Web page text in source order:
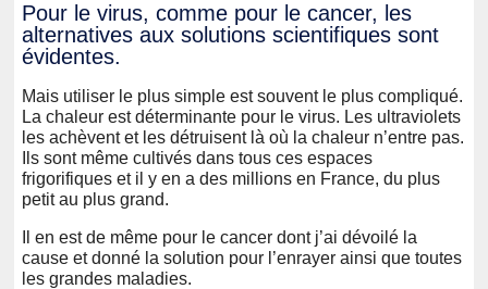
Pour le virus, comme pour le cancer, les
alternatives aux solutions scientifiques sont
évidentes.
Mais utiliser le plus simple est souvent le plus compliqué.
La chaleur est déterminante pour le virus. Les ultraviolets
les achèvent et les détruisent là où la chaleur n’entre pas.
Ils sont même cultivés dans tous ces espaces
frigorifiques et il y en a des millions en France, du plus
petit au plus grand.
Il en est de même pour le cancer dont j’ai dévoilé la
cause et donné la solution pour l’enrayer ainsi que toutes
les grandes maladies.